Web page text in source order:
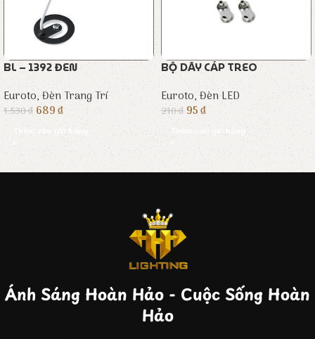
BL – 1392 ĐEN
Euroto,Đèn Trang Trí
1.530₫ 689₫
Thêm vào giỏ hàng
BỘ DÂY CÁP TREO
Euroto,Đèn LED
210₫95₫
Thêm vào giỏ hàng
Ánh Sáng Hoàn Hảo - Cuộc Sống Hoàn
Hảo